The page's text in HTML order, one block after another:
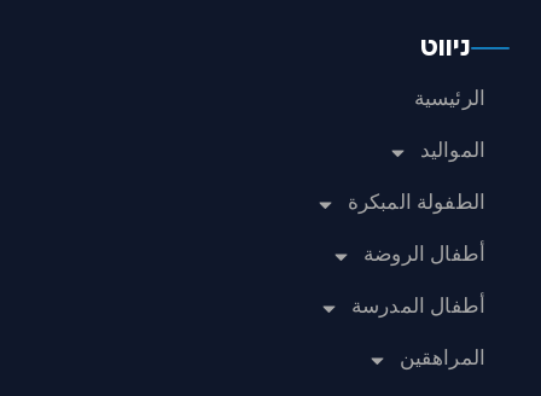
ניווט
الرئيسية
المواليد
الطفولة المبكرة
أطفال الروضة
أطفال المدرسة
المراهقين